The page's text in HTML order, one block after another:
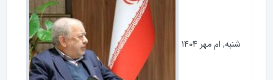
فرمانداران نیازمند چه اختیاراتی هستند ؟